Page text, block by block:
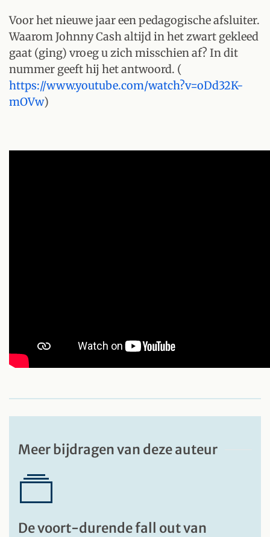
Voor het nieuwe jaar een pedagogische afsluiter.
Waarom Johnny Cash altijd in het zwart gekleed
gaat (ging) vroeg u zich misschien af? In dit
nummer geeft hij het antwoord. (
https://www.youtube.com/watch?v=oDd32K-
mOVw)
Meer bijdragen van deze auteur
De voort-durende fall out van